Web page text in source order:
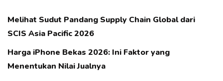
Melihat Sudut Pandang Supply Chain Global dari
SCIS Asia Pacific 2026
Harga iPhone Bekas 2026: Ini Faktor yang
Menentukan Nilai Jualnya